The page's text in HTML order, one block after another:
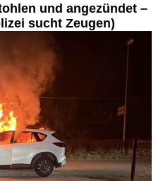
und angezündet –
sucht Zeugen)